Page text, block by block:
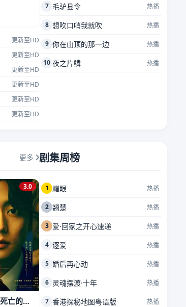
更新至HD
更新至HD
更新至HD
更新至HD
更新至HD
更新至HD
7 毛驴县令 热播
8 想吹口哨我就吹 热播
9 你在山顶的那一边 热播
10 夜之片鳞 热播
更多
3.0
顾问：书写死亡的男人
剧集周榜
1 耀眼 热播
2 翘楚 热播
3 爱·回家之开心速递 热播
4 逐爱 热播
5 婚后再心动 热播
6 灵魂摆渡·十年 热播
7 香港探秘地图粤语版 热播